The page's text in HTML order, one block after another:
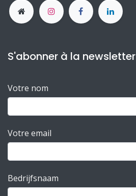
S'abonner à la newsletter
Votre nom
Votre email​
Bedrijfsnaam